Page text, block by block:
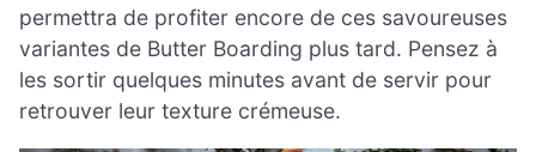
permettra de profiter encore de ces savoureuses
variantes de Butter Boarding plus tard. Pensez à
les sortir quelques minutes avant de servir pour
retrouver leur texture crémeuse.